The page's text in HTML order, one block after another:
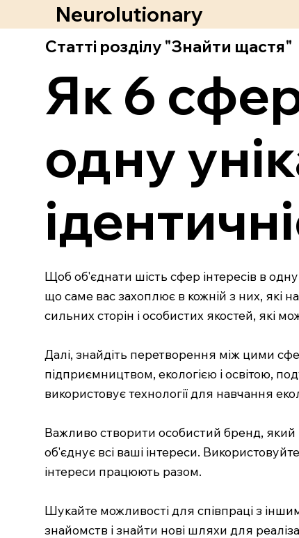
Neurolutionary
Статті розділу "Знайти щастя"
Як 6 сфер
одну
Щоб об'єднати шість сфер інтересів в
що саме вас захоплює в кожній з них, які
сильних сторін і особистих якостей, які
Далі, знайдіть перетворення між цими
підприємництвом, екологією і освітою,
використовує технології для навчання
Важливо створити особистий бренд, який
об'єднує всі ваші інтереси.
інтереси працюють разом.
Шукайте можливості для співпраці з
знайомств і знайти нові шляхи для